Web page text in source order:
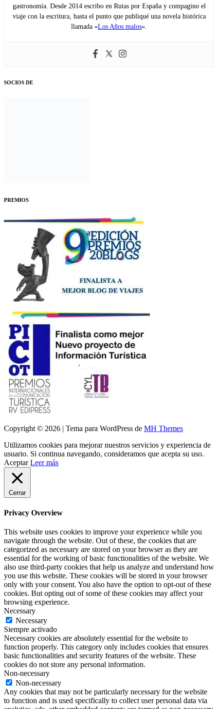
gastronomía. Desde 2014 escribo en Rutas por España y compagino el
viaje con la escritura, hasta el punto que publiqué una novela histórica
llamada «Los Años malos«.
SOCIOS DE
PREMIOS
Copyright © 2026 | Tema para WordPress de MH Themes
Utilizamos cookies para mejorar nuestros servicios y experiencia de
usuario. Si continua navegando, consideramos que acepta su uso.
Aceptar Leer más
Cerrar
Privacy Overview
This website uses cookies to improve your experience while you
navigate through the website. Out of these, the cookies that are
categorized as necessary are stored on your browser as they are
essential for the working of basic functionalities of the website. We
also use third-party cookies that help us analyze and understand how
you use this website. These cookies will be stored in your browser
only with your consent. You also have the option to opt-out of these
cookies. But opting out of some of these cookies may affect your
browsing experience.
Necessary
Necessary
Siempre activado
Necessary cookies are absolutely essential for the website to
function properly. This category only includes cookies that ensures
basic functionalities and security features of the website. These
cookies do not store any personal information.
Non-necessary
Non-necessary
Any cookies that may not be particularly necessary for the website
to function and is used specifically to collect user personal data via